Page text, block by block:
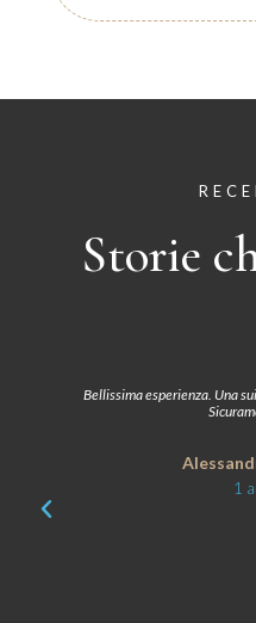
Storie
Bellissima esperienza. Una
1